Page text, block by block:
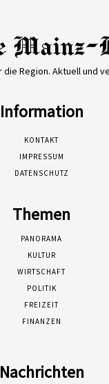
Region. Aktuell und
Information
KONTAKT
IMPRESSUM
DATENSCHUTZ
Themen
PANORAMA
KULTUR
WIRTSCHAFT
POLITIK
FREIZEIT
FINANZEN
Nachrichten